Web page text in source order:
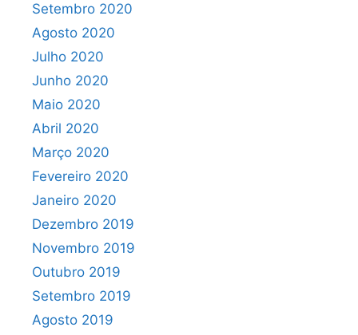
Setembro 2020
Agosto 2020
Julho 2020
Junho 2020
Maio 2020
Abril 2020
Março 2020
Fevereiro 2020
Janeiro 2020
Dezembro 2019
Novembro 2019
Outubro 2019
Setembro 2019
Agosto 2019